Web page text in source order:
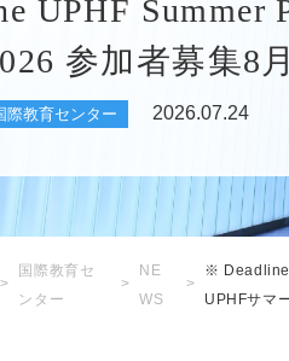
UPHF
参加者募集8
際教育センター 2026.07.24
国際教育セ
ンター
NE
WS
※ Deadline
UPHFサマ